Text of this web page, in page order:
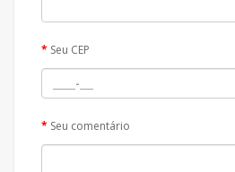
Seu CEP
Seu comentário